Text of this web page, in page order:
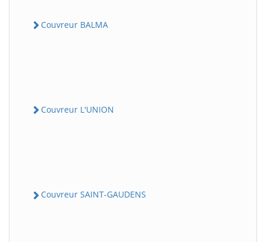
Couvreur BALMA
Couvreur L'UNION
Couvreur SAINT-GAUDENS